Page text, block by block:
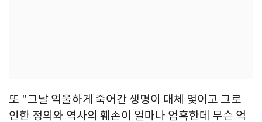
또 "그날 억울하게 죽어간 생명이 대체 몇이고 그로
인한 정의와 역사의 훼손이 얼마나 엄혹한데 무슨 억